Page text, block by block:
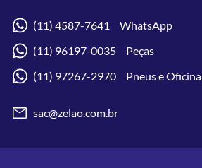
(11) 4587-7641 WhatsApp
(11) 96197-0035 Peças
(11) 97267-2970 Pneus e Oficina
sac@zelao.com.br